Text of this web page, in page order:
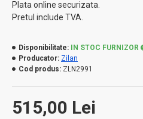
Plata online securizata.
Pretul include TVA.
515,00 Lei
Disponibilitate:
IN STOC FURNIZOR
Producator: Zilan
Cod produs: ZLN2991